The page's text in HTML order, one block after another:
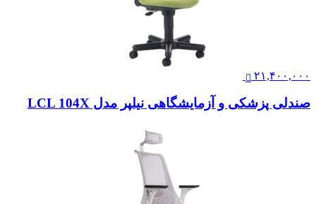
۲۱,۴۰۰,۰۰۰
صندلی پزشکی و آزمایشگاهی نیلپر مدل LCL 104X